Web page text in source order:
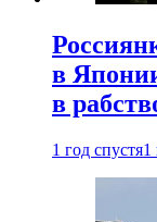
в
в
1 год спустя1